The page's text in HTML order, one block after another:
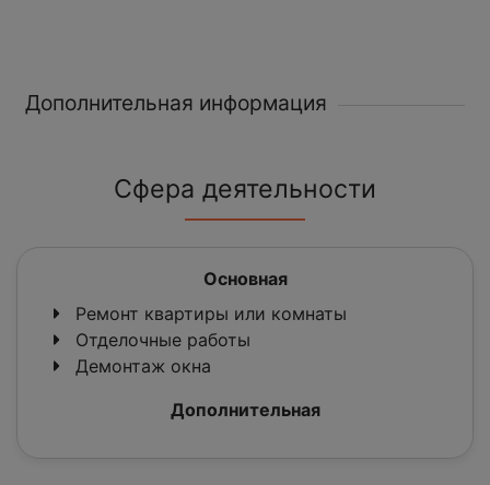
Дополнительная информация
Сфера деятельности
Основная
Ремонт квартиры или комнаты
Отделочные работы
Демонтаж окна
Дополнительная